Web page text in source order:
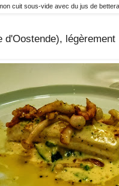
cuit sous-vide avec du jus de
d'Oostende),